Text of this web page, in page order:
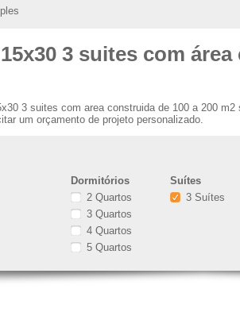
3 suites com
3 suites com area construida de 100 a 200
um orçamento de projeto personalizado.
Dormitórios
2 Quartos
3 Quartos
4 Quartos
5 Quartos
Suítes
3 Suítes